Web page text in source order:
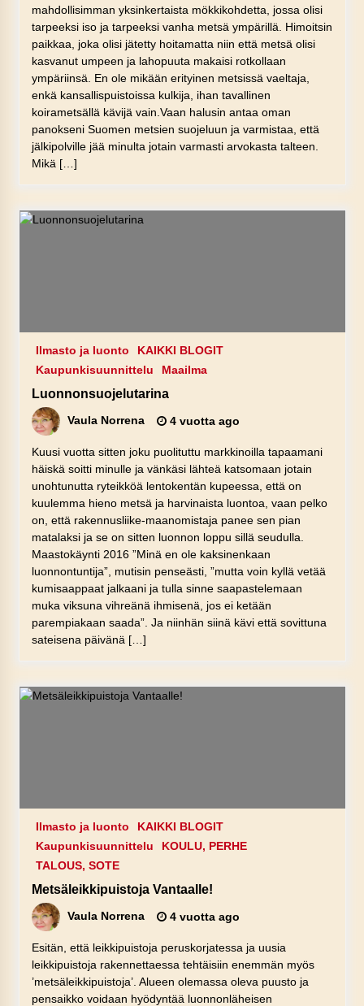
mahdollisimman yksinkertaista mökkikohdetta, jossa olisi
tarpeeksi iso ja tarpeeksi vanha metsä ympärillä. Himoitsin
paikkaa, joka olisi jätetty hoitamatta niin että metsä olisi
kasvanut umpeen ja lahopuuta makaisi rotkollaan
ympäriinsä. En ole mikään erityinen metsissä vaeltaja,
enkä kansallispuistoissa kulkija, ihan tavallinen
koirametsällä kävijä vain.Vaan halusin antaa oman
panokseni Suomen metsien suojeluun ja varmistaa, että
jälkipolville jää minulta jotain varmasti arvokasta talteen.
Mikä […]
Ilmasto ja luonto
KAIKKI BLOGIT
Kaupunkisuunnittelu
Maailma
Luonnonsuojelutarina
Vaula Norrena 4 vuotta ago
Kuusi vuotta sitten joku puolituttu markkinoilla tapaamani
häiskä soitti minulle ja vänkäsi lähteä katsomaan jotain
unohtunutta ryteikköä lentokentän kupeessa, että on
kuulemma hieno metsä ja harvinaista luontoa, vaan pelko
on, että rakennusliike-maanomistaja panee sen pian
matalaksi ja se on sitten luonnon loppu sillä seudulla.
Maastokäynti 2016 ”Minä en ole kaksinenkaan
luonnontuntija”, mutisin penseästi, ”mutta voin kyllä vetää
kumisaappaat jalkaani ja tulla sinne saapastelemaan
muka viksuna vihreänä ihmisenä, jos ei ketään
parempiakaan saada”. Ja niinhän siinä kävi että sovittuna
sateisena päivänä […]
Ilmasto ja luonto
KAIKKI BLOGIT
Kaupunkisuunnittelu
KOULU, PERHE
TALOUS, SOTE
Metsäleikkipuistoja Vantaalle!
Vaula Norrena 4 vuotta ago
Esitän, että leikkipuistoja peruskorjatessa ja uusia
leikkipuistoja rakennettaessa tehtäisiin enemmän myös
’metsäleikkipuistoja’. Alueen olemassa oleva puusto ja
pensaikko voidaan hyödyntää luonnonläheisen